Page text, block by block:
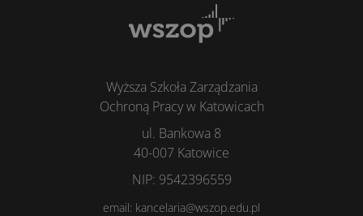
Wyższa Szkoła Zarządzania
Ochroną Pracy w Katowicach
ul. Bankowa 8
40-007 Katowice
NIP: 9542396559
email: kancelaria@wszop.edu.pl